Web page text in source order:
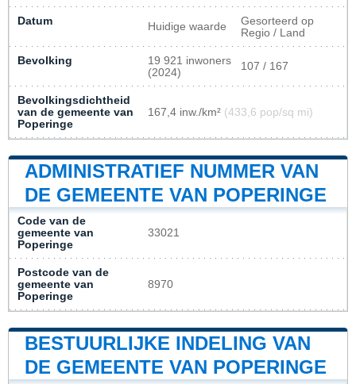
Datum Huidige waarde
Gesorteerd op
Regio / Land
Bevolking
19 921 inwoners
(2024)
107 / 167
Bevolkingsdichtheid
van de gemeente van
Poperinge
167,4 inw./km² (433,6 pop/sq mi)
ADMINISTRATIEF NUMMER VAN
DE GEMEENTE VAN POPERINGE
Code van de
gemeente van
Poperinge
33021
Postcode van de
gemeente van
Poperinge
8970
BESTUURLIJKE INDELING VAN
DE GEMEENTE VAN POPERINGE